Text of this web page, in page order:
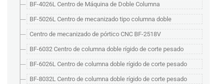
BF-4026L Centro de Máquina de Doble Columna
BF-5026L Centro de mecanizado tipo columna doble
Centro de mecanizado de pórtico CNC BF-2518V
BF-6032 Centro de columna doble rígido de corte pesado
BF-6026L Centro de columna doble rígido de corte pesado
BF-8032L Centro de columna doble rígido de corte pesado